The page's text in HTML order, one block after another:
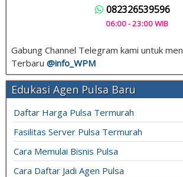
082326539596
06:00 - 23:00 WIB
Gabung Channel Telegram kami untuk
Terbaru @info_ WPM
Edukasi Agen Pulsa Baru
Daftar Harga Pulsa Termurah
Fasilitas Server Pulsa Termurah
Cara Memulai Bisnis Pulsa
Cara Daftar Jadi Agen Pulsa